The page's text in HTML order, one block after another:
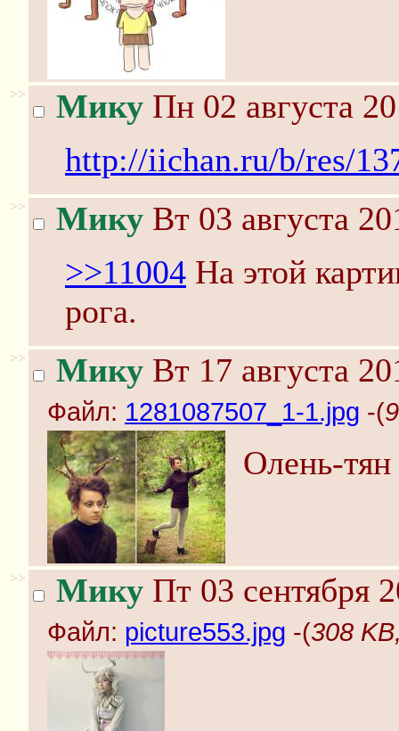
>> Мику Пн 02 августа
http://iichan.ru/b/res/
>> Мику Вт 03 августа
>>11004 На этой
рога.
>> Мику Вт 17 августа
Файл: 1281087507_1-1.jpg -(
Олень-
>> Мику Пт 03 сентября
Файл: picture553.jpg -(308